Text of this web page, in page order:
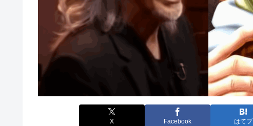
X Facebook はてブ